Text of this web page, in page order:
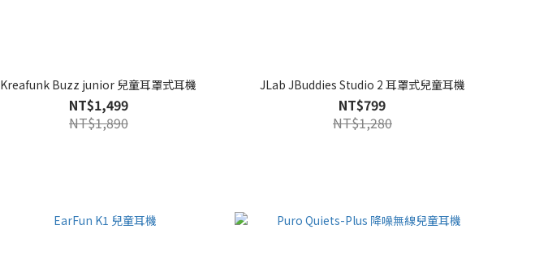
Kreafunk Buzz junior 兒童耳罩式耳機
NT$1,499
NT$1,890
JLab JBuddies Studio 2 耳罩式兒童耳機
NT$799
NT$1,280